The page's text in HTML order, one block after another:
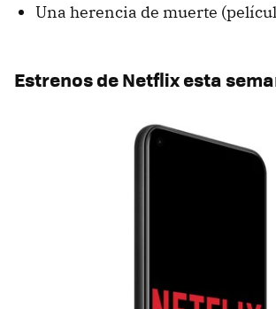
Una herencia de muerte
Estrenos de Netflix esta